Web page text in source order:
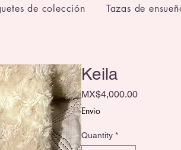
de colección Tazas de
Keila
MX$4,000.00Price
Envio
Quantity *